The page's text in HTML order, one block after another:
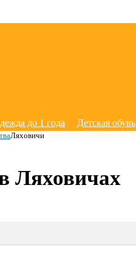
до 1 года Детская обувь
Ляховичи
Ляховичах